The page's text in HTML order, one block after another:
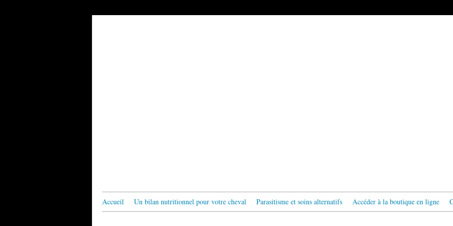
Accueil Un bilan nutritionnel pour votre cheval Parasitisme et soins alternatifs Accéder à la boutique en ligne